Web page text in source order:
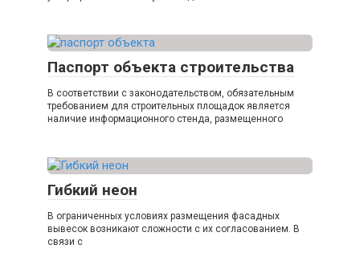
Паспорт объекта строительства
В соответствии с законодательством, обязательным
требованием для строительных площадок является
наличие информационного стенда, размещенного
Гибкий неон
В ограниченных условиях размещения фасадных
вывесок возникают сложности с их согласованием. В
связи с